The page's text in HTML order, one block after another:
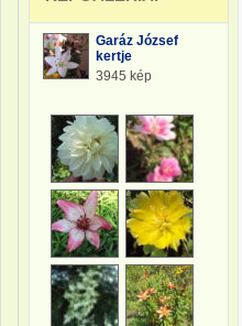
Garáz József
kertje
3945 kép